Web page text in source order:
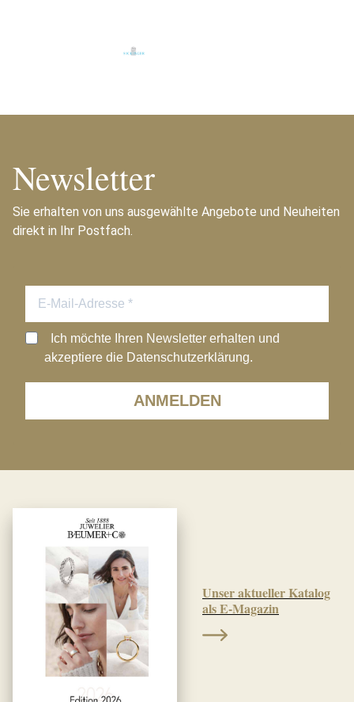
Newsletter
Sie erhalten von uns ausgewählte Angebote und Neuheiten
direkt in Ihr Postfach.
ANMELDEN
Ich möchte Ihren Newsletter erhalten und
akzeptiere die Datenschutzerklärung.
Unser aktueller Katalog
als E-Magazin